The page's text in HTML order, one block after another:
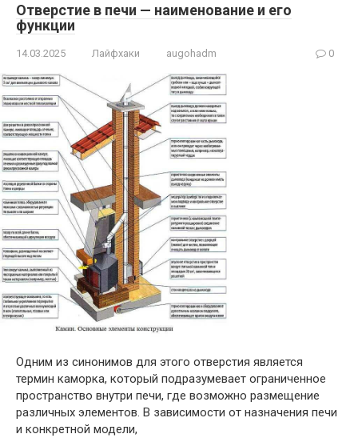
Отверстие в печи — наименование и его
функции
14.03.2025 Лайфхаки augohadm 0
Одним из синонимов для этого отверстия является
термин каморка, который подразумевает ограниченное
пространство внутри печи, где возможно размещение
различных элементов. В зависимости от назначения печи
и конкретной модели,